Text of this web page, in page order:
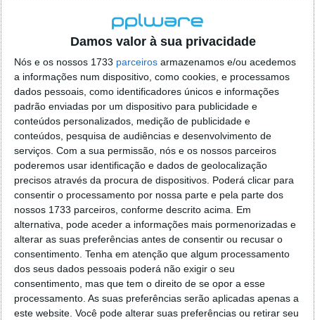
Damos valor à sua privacidade
Nós e os nossos 1733 parceiros armazenamos e/ou acedemos
a informações num dispositivo, como cookies, e processamos
dados pessoais, como identificadores únicos e informações
padrão enviadas por um dispositivo para publicidade e
conteúdos personalizados, medição de publicidade e
conteúdos, pesquisa de audiências e desenvolvimento de
serviços. Com a sua permissão, nós e os nossos parceiros
poderemos usar identificação e dados de geolocalização
precisos através da procura de dispositivos. Poderá clicar para
consentir o processamento por nossa parte e pela parte dos
nossos 1733 parceiros, conforme descrito acima. Em
alternativa, pode aceder a informações mais pormenorizadas e
alterar as suas preferências antes de consentir ou recusar o
consentimento. Tenha em atenção que algum processamento
dos seus dados pessoais poderá não exigir o seu
consentimento, mas que tem o direito de se opor a esse
processamento. As suas preferências serão aplicadas apenas a
este website. Você pode alterar suas preferências ou retirar seu
(...) O CI do ecrã do iPhone 13 não só funciona
agora como um ADC, permite o True Tone,
transporta uma ROM para a mensagem não
genuína, mas também comunica agora com a
identificação facial. Acreditamos que esta
comunicação com o Face ID é um bug no
iOS15. Mas mostra-nos um vislumbre de quão
mais complexo o CI do ecrã vai ser no futuro.
Esperamos que as próximas gerações de
iPhone contenham 2 biometrias no Face ID &
no ecrã Touch ID. Esperamos que no futuro,
ao substituir um ecrã, desative o Touch ID no
ecrã.
Portanto, a empresa levanta um pouco o véu sobre o
que eventualmente a Apple poderá estar a preparar
para o próximo ecrã. Este que dizem trazer um
sensor de impressão digital incluído no próprio
display.